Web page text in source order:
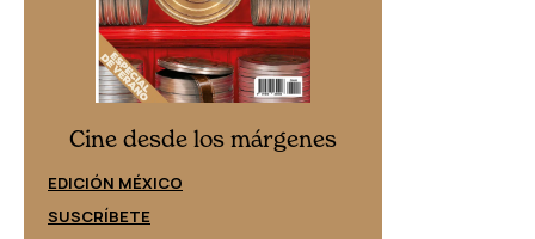
Cine desde los márgenes
EDICIÓN MÉXICO
SUSCRÍBETE